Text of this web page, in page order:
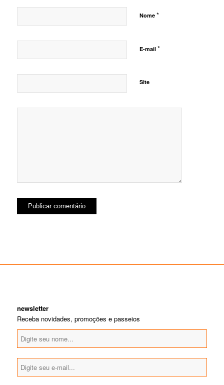
Nome *
E-mail *
Site
newsletter
Receba novidades, promoções e passeios